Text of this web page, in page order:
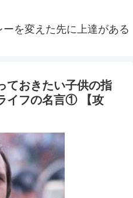
ーを変えた先に上達がある
ておきたい子供の指
イフの名言① 【攻